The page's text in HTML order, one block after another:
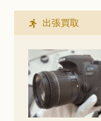
出張買取